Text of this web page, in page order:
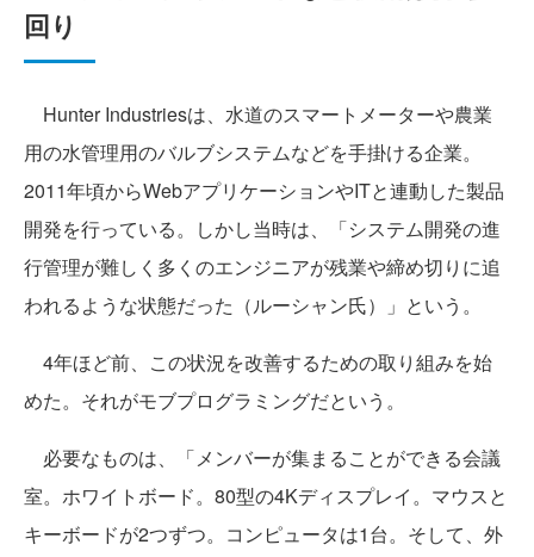
回り
Hunter Industriesは、水道のスマートメーターや農業
用の水管理用のバルブシステムなどを手掛ける企業。
2011年頃からWebアプリケーションやITと連動した製品
開発を行っている。しかし当時は、「システム開発の進
行管理が難しく多くのエンジニアが残業や締め切りに追
われるような状態だった（ルーシャン氏）」という。
4年ほど前、この状況を改善するための取り組みを始
めた。それがモブプログラミングだという。
必要なものは、「メンバーが集まることができる会議
室。ホワイトボード。80型の4Kディスプレイ。マウスと
キーボードが2つずつ。コンピュータは1台。そして、外